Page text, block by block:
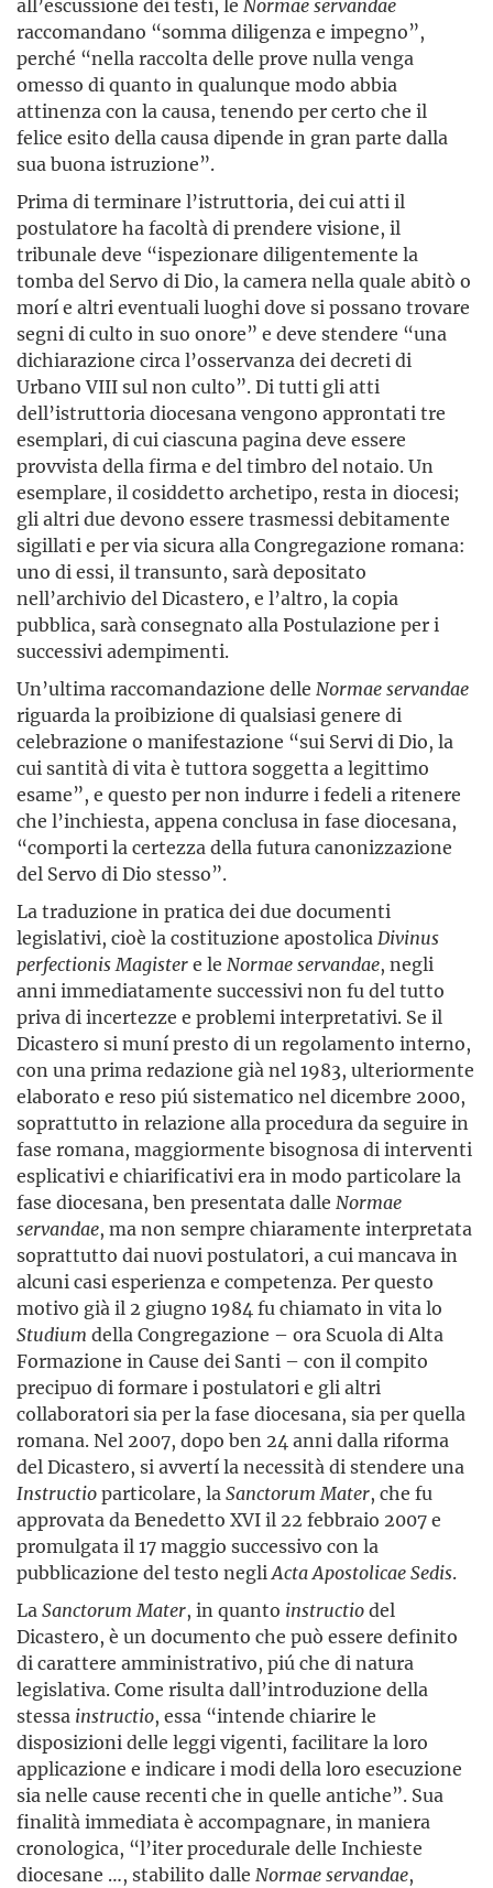
all’escussione dei testi, le Normae servandae
raccomandano “somma diligenza e impegno”,
perché “nella raccolta delle prove nulla venga
omesso di quanto in qualunque modo abbia
attinenza con la causa, tenendo per certo che il
felice esito della causa dipende in gran parte dalla
sua buona istruzione”.
Prima di terminare l’istruttoria, dei cui atti il
postulatore ha facoltà di prendere visione, il
tribunale deve “ispezionare diligentemente la
tomba del Servo di Dio, la camera nella quale abitò o
morí e altri eventuali luoghi dove si possano trovare
segni di culto in suo onore” e deve stendere “una
dichiarazione circa l’osservanza dei decreti di
Urbano VIII sul non culto”. Di tutti gli atti
dell’istruttoria diocesana vengono approntati tre
esemplari, di cui ciascuna pagina deve essere
provvista della firma e del timbro del notaio. Un
esemplare, il cosiddetto archetipo, resta in diocesi;
gli altri due devono essere trasmessi debitamente
sigillati e per via sicura alla Congregazione romana:
uno di essi, il transunto, sarà depositato
nell’archivio del Dicastero, e l’altro, la copia
pubblica, sarà consegnato alla Postulazione per i
successivi adempimenti.
Un’ultima raccomandazione delle Normae servandae
riguarda la proibizione di qualsiasi genere di
celebrazione o manifestazione “sui Servi di Dio, la
cui santità di vita è tuttora soggetta a legittimo
esame”, e questo per non indurre i fedeli a ritenere
che l’inchiesta, appena conclusa in fase diocesana,
“comporti la certezza della futura canonizzazione
del Servo di Dio stesso”.
La traduzione in pratica dei due documenti
legislativi, cioè la costituzione apostolica Divinus
perfectionis Magistere le Normae servandae, negli
anni immediatamente successivi non fu del tutto
priva di incertezze e problemi interpretativi. Se il
Dicastero si muní presto di un regolamento interno,
con una prima redazione già nel 1983, ulteriormente
elaborato e reso piú sistematico nel dicembre 2000,
soprattutto in relazione alla procedura da seguire in
fase romana, maggiormente bisognosa di interventi
esplicativi e chiarificativi era in modo particolare la
fase diocesana, ben presentata dalle Normae
servandae, ma non sempre chiaramente interpretata
soprattutto dai nuovi postulatori, a cui mancava in
alcuni casi esperienza e competenza. Per questo
motivo già il 2 giugno 1984 fu chiamato in vita lo
Studium della Congregazione – ora Scuola di Alta
Formazione in Cause dei Santi – con il compito
precipuo di formare i postulatori e gli altri
collaboratori sia per la fase diocesana, sia per quella
romana. Nel 2007, dopo ben 24 anni dalla riforma
del Dicastero, si avvertí la necessità di stendere una
Instructioparticolare, la Sanctorum Mater, che fu
approvata da Benedetto XVI il 22 febbraio 2007 e
promulgata il 17 maggio successivo con la
pubblicazione del testo negli Acta Apostolicae Sedis.
La Sanctorum Mater, in quanto instructiodel
Dicastero, è un documento che può essere definito
di carattere amministrativo, piú che di natura
legislativa. Come risulta dall’introduzione della
stessa instructio, essa “intende chiarire le
disposizioni delle leggi vigenti, facilitare la loro
applicazione e indicare i modi della loro esecuzione
sia nelle cause recenti che in quelle antiche”. Sua
finalità immediata è accompagnare, in maniera
cronologica, “l’iter procedurale delle Inchieste
diocesane …, stabilito dalle Normae servandae,